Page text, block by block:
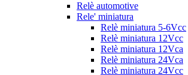
Relè automotive
Rele' miniatura
Relè miniatura 5-6Vcc
Relè miniatura 12Vcc
Relè miniatura 12Vca
Relè miniatura 24Vca
Relè miniatura 24Vcc